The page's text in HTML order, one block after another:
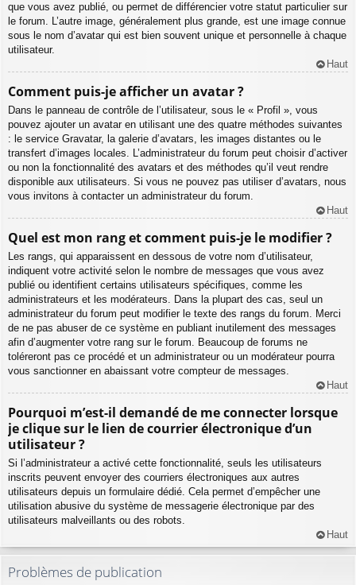
que vous avez publié, ou permet de différencier votre statut particulier sur
le forum. L’autre image, généralement plus grande, est une image connue
sous le nom d’avatar qui est bien souvent unique et personnelle à chaque
utilisateur.
Haut
Comment puis-je afficher un avatar ?
Dans le panneau de contrôle de l’utilisateur, sous le « Profil », vous
pouvez ajouter un avatar en utilisant une des quatre méthodes suivantes
: le service Gravatar, la galerie d’avatars, les images distantes ou le
transfert d’images locales. L’administrateur du forum peut choisir d’activer
ou non la fonctionnalité des avatars et des méthodes qu’il veut rendre
disponible aux utilisateurs. Si vous ne pouvez pas utiliser d’avatars, nous
vous invitons à contacter un administrateur du forum.
Haut
Quel est mon rang et comment puis-je le modifier ?
Les rangs, qui apparaissent en dessous de votre nom d’utilisateur,
indiquent votre activité selon le nombre de messages que vous avez
publié ou identifient certains utilisateurs spécifiques, comme les
administrateurs et les modérateurs. Dans la plupart des cas, seul un
administrateur du forum peut modifier le texte des rangs du forum. Merci
de ne pas abuser de ce système en publiant inutilement des messages
afin d’augmenter votre rang sur le forum. Beaucoup de forums ne
toléreront pas ce procédé et un administrateur ou un modérateur pourra
vous sanctionner en abaissant votre compteur de messages.
Haut
Pourquoi m’est-il demandé de me connecter lorsque
je clique sur le lien de courrier électronique d’un
utilisateur ?
Si l’administrateur a activé cette fonctionnalité, seuls les utilisateurs
inscrits peuvent envoyer des courriers électroniques aux autres
utilisateurs depuis un formulaire dédié. Cela permet d’empêcher une
utilisation abusive du système de messagerie électronique par des
utilisateurs malveillants ou des robots.
Haut
Problèmes de publication